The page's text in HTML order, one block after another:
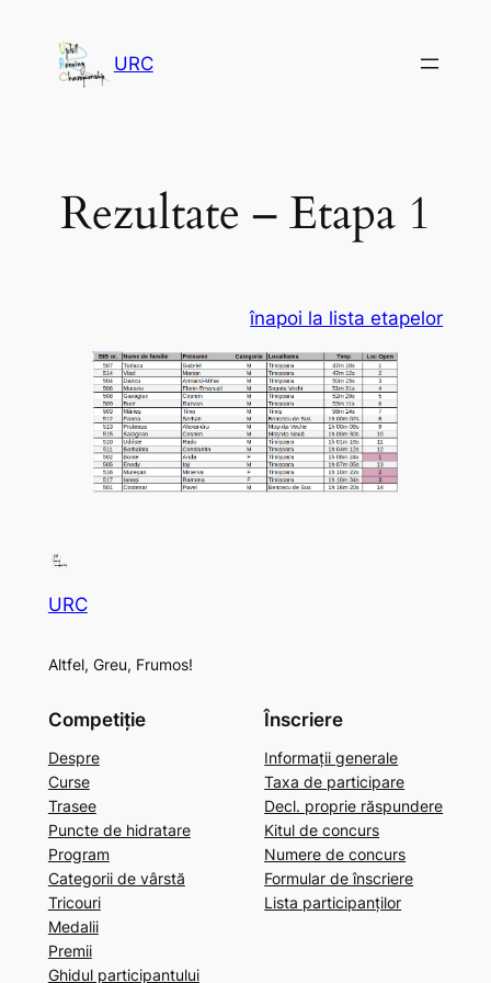
conținut
URC
Rezultate – Etapa 1
înapoi la lista etapelor
URC
Altfel, Greu, Frumos!
Competiție
Despre
Curse
Trasee
Puncte de hidratare
Program
Categorii de vârstă
Tricouri
Medalii
Premii
Ghidul participantului
Înscriere
Informații generale
Taxa de participare
Decl. proprie răspundere
Kitul de concurs
Numere de concurs
Formular de înscriere
Lista participanților